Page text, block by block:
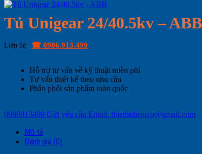
Tủ Unigear 24/40.5kv – ABB
Liên hệ ☎ 0986.913.499
Hỗ trợ tư vấn về kỹ thuật miễn phí
Tư vấn thiết kế theo nhu cầu
Phân phối sản phẩm toàn quốc
0986913499 Gửi yêu cầu Email: thietbidienico@gmail.com
Mô tả
Đánh giá (0)